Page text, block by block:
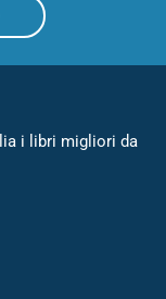
i libri migliori da